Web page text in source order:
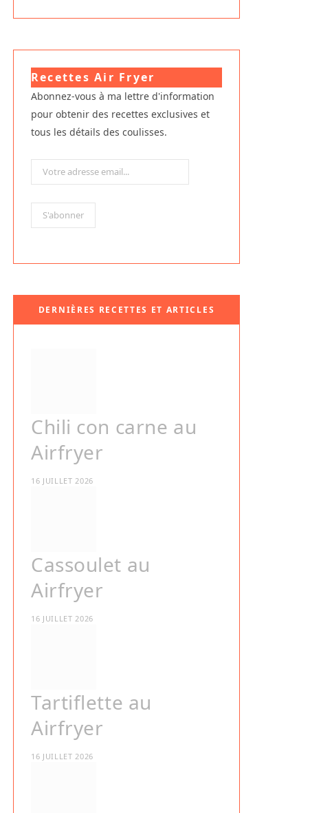
Recettes Air Fryer
Abonnez-vous à ma lettre d'information
pour obtenir des recettes exclusives et
tous les détails des coulisses.
DERNIÈRES RECETTES ET ARTICLES
Chili con carne au
Airfryer
16 JUILLET 2026
Cassoulet au
Airfryer
16 JUILLET 2026
Tartiflette au
Airfryer
16 JUILLET 2026